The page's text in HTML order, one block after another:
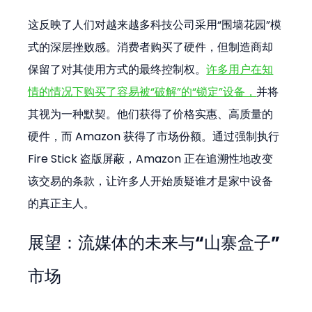
这反映了人们对越来越多科技公司采用“围墙花园”模
式的深层挫败感。消费者购买了硬件，但制造商却
保留了对其使用方式的最终控制权。许多用户在知
情的情况下购买了容易被“破解”的“锁定”设备，并将
其视为一种默契。他们获得了价格实惠、高质量的
硬件，而 Amazon 获得了市场份额。通过强制执行
Fire Stick 盗版屏蔽，Amazon 正在追溯性地改变
该交易的条款，让许多人开始质疑谁才是家中设备
的真正主人。
展望：流媒体的未来与“山寨盒子”
市场